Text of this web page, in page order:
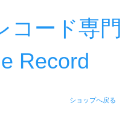
コード専門
Record
ショップへ戻る